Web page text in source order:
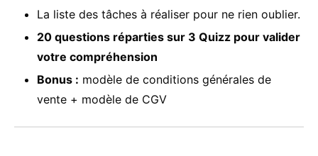
La liste des tâches à réaliser pour ne rien oublier.
20 questions réparties sur 3 Quizz pour valider
votre compréhension
Bonus : modèle de conditions générales de
vente + modèle de CGV